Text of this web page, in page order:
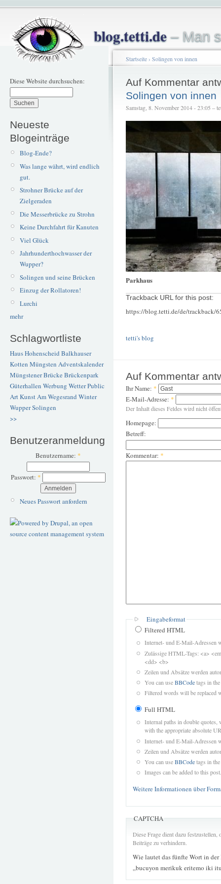
blog.tetti.de– Man
Diese Website durchsuchen:
Neueste
Blogeinträge
Blog-Ende?
Was lange währt, wird endlich
gut.
Strohner Brücke auf der
Zielgeraden
Die Messerbrücke zu Strohn
Keine Durchfahrt für Kanuten
Viel Glück
Jahrhunderthochwasser der
Wupper?
Solingen und seine Brücken
Einzug der Rollatoren!
Lurchi
mehr
Schlagwortliste
Haus Hohenscheid Balkhauser
Kotten Müngsten Adventskalender
Müngstener BrückeBrückenpark
Güterhallen Werbung WetterPublic
ArtKunstAm Wegesrand Winter
WupperSolingen
>>
Benutzeranmeldung
Benutzername: *
Passwort: *
Neues Passwort anfordern
Startseite› Solingen von innen
Auf Kommentar
Solingen von innen
Samstag, 8. November 2014 - 23:05 –
Parkhaus
Trackback URL for this post:
https://blog.tetti.de/de/trackback/
tetti's blog
Auf Kommentar
Ihr Name: *
E-Mail-Adresse: *
Der Inhalt dieses Feldes wird nicht
Homepage:
Betreff:
Kommentar: *
Eingabeformat
Filtered HTML
Internet- und E-Mail-Adressen
Zulässige HTML-Tags: <a>
<dd> <b>
Zeilen und Absätze werden
You can useBBCodetags in
Filtered words will be replaced
Full HTML
Internal paths in double quotes,
with the appropriate absolute
Internet- und E-Mail-Adressen
Zeilen und Absätze werden
You can useBBCodetags in
Images can be added to this post.
Weitere Informationen über
CAPTCHA
Diese Frage dient dazu
Beiträge zu verhindern.
Wie lautet das fünfte Wort in der
„bucuyon merikuk eritemo iki